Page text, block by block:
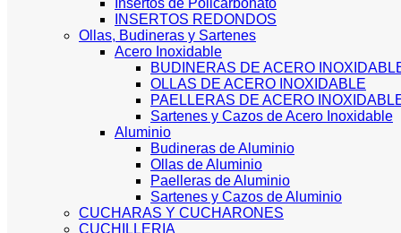
Insertos de Policarbonato
INSERTOS REDONDOS
Ollas, Budineras y Sartenes
Acero Inoxidable
BUDINERAS DE ACERO
OLLAS DE ACERO INOXIDABLE
PAELLERAS DE ACERO
Sartenes y Cazos de Acero Inoxidable
Aluminio
Budineras de Aluminio
Ollas de Aluminio
Paelleras de Aluminio
Sartenes y Cazos de Aluminio
CUCHARAS Y CUCHARONES
CUCHILLERIA